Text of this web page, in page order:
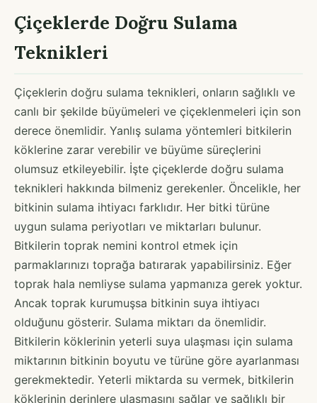
Çiçeklerde Doğru Sulama
Teknikleri
Çiçeklerin doğru sulama teknikleri, onların sağlıklı ve
canlı bir şekilde büyümeleri ve çiçeklenmeleri için son
derece önemlidir. Yanlış sulama yöntemleri bitkilerin
köklerine zarar verebilir ve büyüme süreçlerini
olumsuz etkileyebilir. İşte çiçeklerde doğru sulama
teknikleri hakkında bilmeniz gerekenler. Öncelikle, her
bitkinin sulama ihtiyacı farklıdır. Her bitki türüne
uygun sulama periyotları ve miktarları bulunur.
Bitkilerin toprak nemini kontrol etmek için
parmaklarınızı toprağa batırarak yapabilirsiniz. Eğer
toprak hala nemliyse sulama yapmanıza gerek yoktur.
Ancak toprak kurumuşsa bitkinin suya ihtiyacı
olduğunu gösterir. Sulama miktarı da önemlidir.
Bitkilerin köklerinin yeterli suya ulaşması için sulama
miktarının bitkinin boyutu ve türüne göre ayarlanması
gerekmektedir. Yeterli miktarda su vermek, bitkilerin
köklerinin derinlere ulaşmasını sağlar ve sağlıklı bir